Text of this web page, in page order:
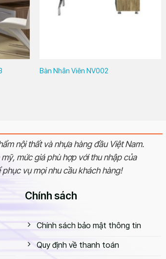
Bàn Nhân Viên NV002
nội thất và nhựa hàng đầu Việt Nam.
mức giá phù hợp với thu nhập của
vụ mọi nhu cầu khách hàng!
Chính sách
Chính sách bảo mật thông tin
Quy định về thanh toán